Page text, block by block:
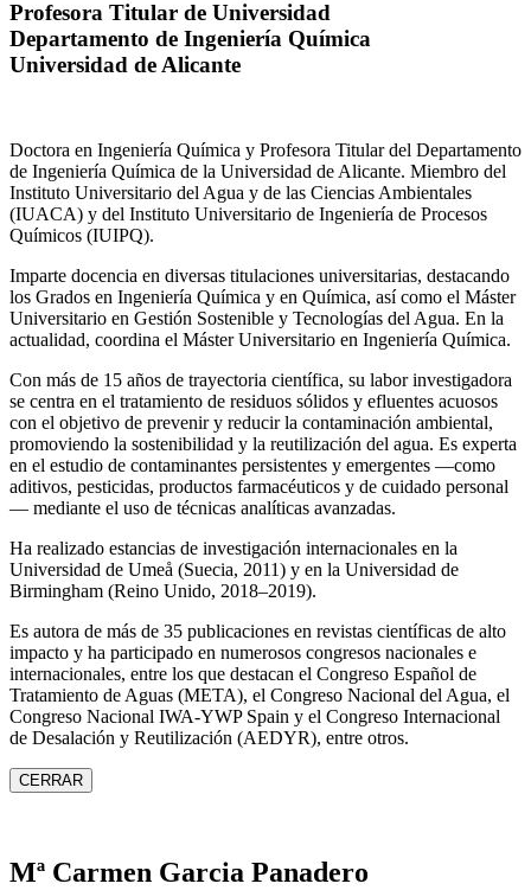
Profesora Titular de Universidad
Departamento de Ingeniería Química
Universidad de Alicante
Doctora en Ingeniería Química y Profesora Titular del Departamento
de Ingeniería Química de la Universidad de Alicante. Miembro del
Instituto Universitario del Agua y de las Ciencias Ambientales
(IUACA) y del Instituto Universitario de Ingeniería de Procesos
Químicos (IUIPQ).
Imparte docencia en diversas titulaciones universitarias, destacando
los Grados en Ingeniería Química y en Química, así como el Máster
Universitario en Gestión Sostenible y Tecnologías del Agua. En la
actualidad, coordina el Máster Universitario en Ingeniería Química.
Con más de 15 años de trayectoria científica, su labor investigadora
se centra en el tratamiento de residuos sólidos y efluentes acuosos
con el objetivo de prevenir y reducir la contaminación ambiental,
promoviendo la sostenibilidad y la reutilización del agua. Es experta
en el estudio de contaminantes persistentes y emergentes —como
aditivos, pesticidas, productos farmacéuticos y de cuidado personal
— mediante el uso de técnicas analíticas avanzadas.
Ha realizado estancias de investigación internacionales en la
Universidad de Umeå (Suecia, 2011) y en la Universidad de
Birmingham (Reino Unido, 2018–2019).
Es autora de más de 35 publicaciones en revistas científicas de alto
impacto y ha participado en numerosos congresos nacionales e
internacionales, entre los que destacan el Congreso Español de
Tratamiento de Aguas (META), el Congreso Nacional del Agua, el
Congreso Nacional IWA‑YWP Spain y el Congreso Internacional
de Desalación y Reutilización (AEDYR), entre otros.
CERRAR
Mª Carmen Garcia Panadero